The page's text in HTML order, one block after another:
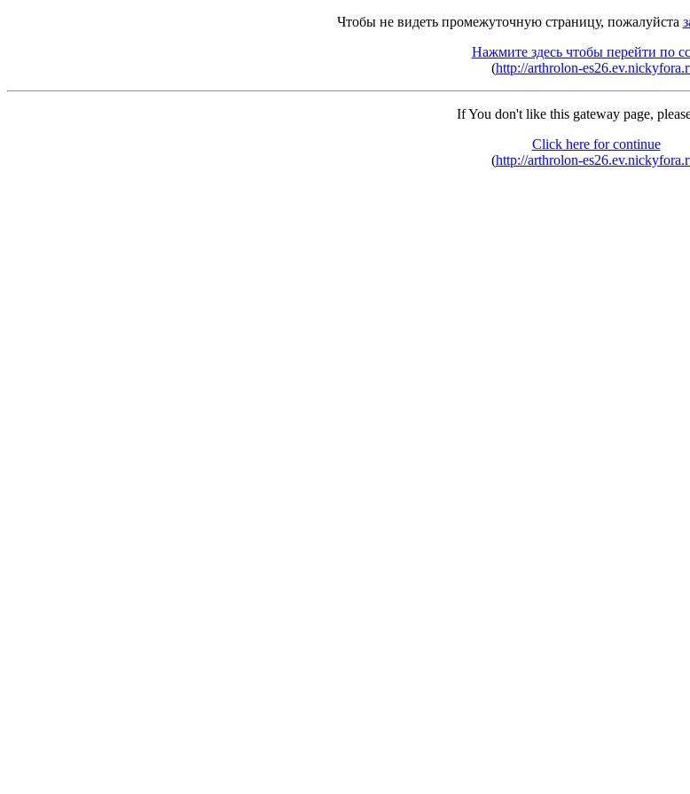
Чтобы не видеть промежуточную страницу, пожалуйста
Нажмите здесь чтобы перейти по
(http://arthrolon-
If You don't like this gateway page,
Click here for continue
(http://arthrolon-